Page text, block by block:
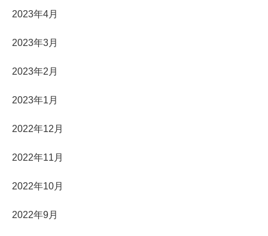
2023年4月
2023年3月
2023年2月
2023年1月
2022年12月
2022年11月
2022年10月
2022年9月